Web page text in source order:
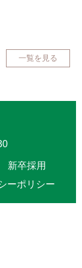
一覧を見る
新卒採用
ーポリシー